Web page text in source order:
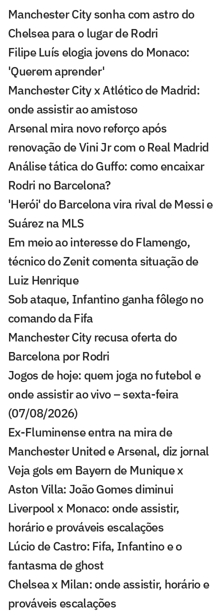
Manchester City sonha com astro do
Chelsea para o lugar de Rodri
Filipe Luís elogia jovens do Monaco:
'Querem aprender'
Manchester City x Atlético de Madrid:
onde assistir ao amistoso
Arsenal mira novo reforço após
renovação de Vini Jr com o Real Madrid
Análise tática do Guffo: como encaixar
Rodri no Barcelona?
'Herói' do Barcelona vira rival de Messi e
Suárez na MLS
Em meio ao interesse do Flamengo,
técnico do Zenit comenta situação de
Luiz Henrique
Sob ataque, Infantino ganha fôlego no
comando da Fifa
Manchester City recusa oferta do
Barcelona por Rodri
Jogos de hoje: quem joga no futebol e
onde assistir ao vivo – sexta-feira
(07/08/2026)
Ex-Fluminense entra na mira de
Manchester United e Arsenal, diz jornal
Veja gols em Bayern de Munique x
Aston Villa: João Gomes diminui
Liverpool x Monaco: onde assistir,
horário e prováveis escalações
Lúcio de Castro: Fifa, Infantino e o
fantasma de ghost
Chelsea x Milan: onde assistir, horário e
prováveis escalações